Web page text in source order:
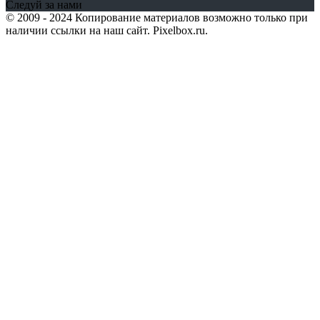
Следуй за нами
© 2009 - 2024 Копирование материалов возможно только при
наличии ссылки на наш сайт. Pixelbox.ru.